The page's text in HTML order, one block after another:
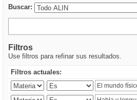
Buscar:
Filtros
Use filtros para refinar sus resultados.
Filtros actuales: